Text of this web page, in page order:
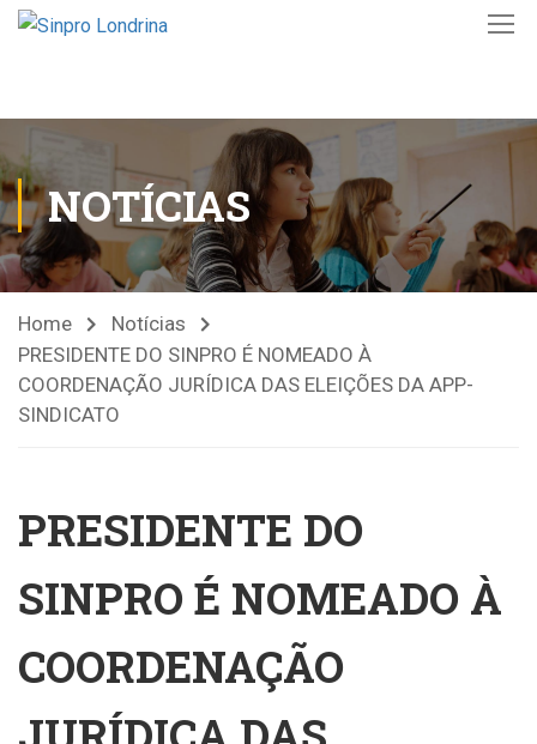
NOTÍCIAS
Home
Notícias
PRESIDENTE DO SINPRO É NOMEADO À
COORDENAÇÃO JURÍDICA DAS ELEIÇÕES DA APP-
SINDICATO
PRESIDENTE DO
SINPRO É NOMEADO À
COORDENAÇÃO